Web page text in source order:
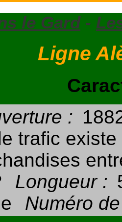
le Gard-
Ligne
:
trafic
Longueur :
Numéro